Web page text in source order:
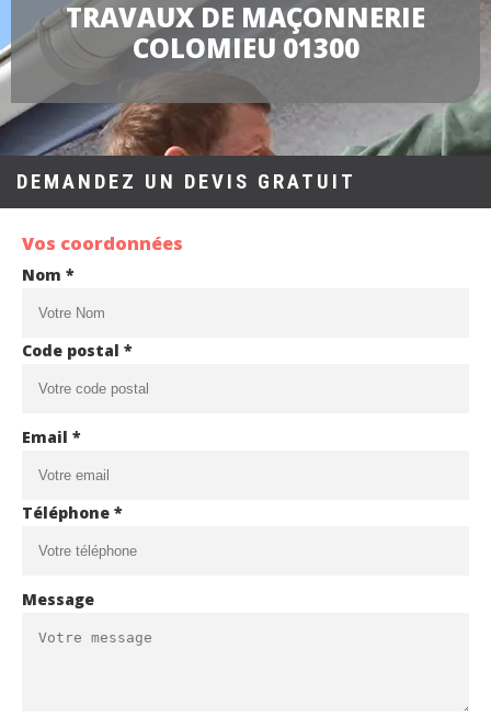
TRAVAUX DE MAÇONNERIE
COLOMIEU 01300
DEMANDEZ UN DEVIS GRATUIT
Vos coordonnées
Nom *
Code postal *
Email *
Téléphone *
Message